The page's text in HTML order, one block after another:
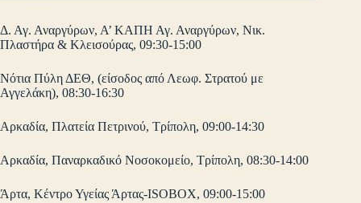
Δ. Αγ. Αναργύρων, Α’ ΚΑΠΗ Αγ. Αναργύρων, Νικ.
Πλαστήρα & Κλεισούρας, 09:30-15:00
Νότια Πύλη ΔΕΘ, (είσοδος από Λεωφ. Στρατού με
Αγγελάκη), 08:30-16:30
Αρκαδία, Πλατεία Πετρινού, Τρίπολη, 09:00-14:30
Αρκαδία, Παναρκαδικό Νοσοκομείο, Τρίπολη, 08:30-14:00
Άρτα, Κέντρο Υγείας Άρτας-ISOBOX, 09:00-15:00